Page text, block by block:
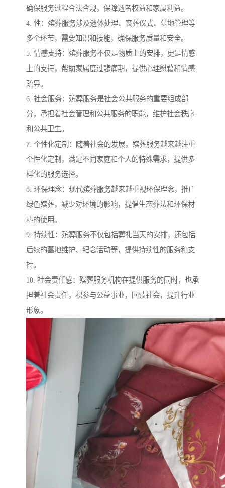
确保服务过程合法合规，保障逝者权益和家属利益。
4. 性：殡葬服务涉及遗体处理、丧葬仪式、墓地管理等
多个环节，需要知识和技能，确保服务质量和安全。
5. 情感支持：殡葬服务不仅是物质上的安排，更是情感
上的支持，帮助家属度过悲痛期，提供心理慰藉和情感
疏导。
6. 社会服务：殡葬服务是社会公共服务的重要组成部
分，承担着社会管理和公共服务的职能，维护社会秩序
和公共卫生。
7. 个性化定制：随着社会的发展，殡葬服务越来越注重
个性化定制，满足不同家庭和个人的特殊需求，提供多
样化的服务选择。
8. 环保理念：现代殡葬服务越来越重视环保理念，推广
绿色殡葬，减少对环境的影响，提倡生态葬法和环保材
料的使用。
9. 持续性：殡葬服务不仅包括葬礼当天的安排，还包括
后续的墓地维护、纪念活动等，提供持续性的服务和支
持。
10. 社会责任感：殡葬服务机构在提供服务的同时，也承
担着社会责任，积参与公益事业，回馈社会，提升行业
形象。